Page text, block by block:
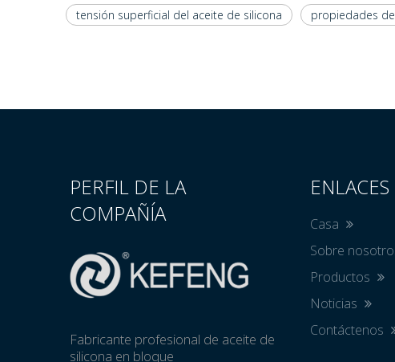
tensión superficial del aceite de silicona
propiedades
PERFIL DE LA
COMPAÑÍA
Fabricante profesional de aceite de
silicona en bloque
Casa
Sobre
Productos
Noticias
Contáctenos